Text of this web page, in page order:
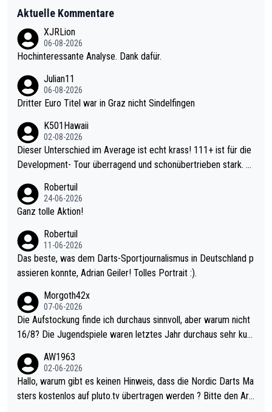
Aktuelle Kommentare
XJRLion
06-08-2026
Hochinteressante Analyse. Dank dafür.
Julian11
06-08-2026
Dritter Euro Titel war in Graz nicht Sindelfingen
K501Hawaii
02-08-2026
Dieser Unterschied im Average ist echt krass! 111+ ist für die
Development- Tour überragend und schonübertrieben stark. U
mal 40+ erst recht. Da gewinnst keinen Blumentopf - ist ja noc
h krasser wie ein Pokalspiel eines Kreisligisten vs einem Bund
Robertuil
24-06-2026
Ganz tolle Aktion!
Robertuil
11-06-2026
Das beste, was dem Darts-Sportjournalismus in Deutschland p
assieren konnte, Adrian Geiler! Tolles Portrait :).
Morgoth42x
07-06-2026
Die Aufstockung finde ich durchaus sinnvoll, aber warum nicht
16/8? Die Jugendspiele waren letztes Jahr durchaus sehr kurz
Allerdings ist Mitchell Lawrie als Nummer 1 der Welt eh qualifi
ziert. Somit ändert die automatische Qualifikation des Weltmei
sters erstmal nichts. Ich denke sie wollen damit für nächstes J
AW1963
02-06-2026
Hallo, warum gibt es keinen Hinweis, dass die Nordic Darts Ma
sters kostenlos auf pluto.tv übertragen werden ? Bitte den Arti